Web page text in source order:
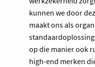
kunnen we door
maakt ons als
op die manier ook
high-end merken